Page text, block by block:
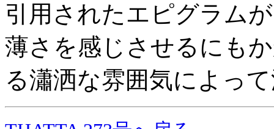
引用されたエピグラム
薄さを感じさせるにも
る瀟洒な雰囲気によっ